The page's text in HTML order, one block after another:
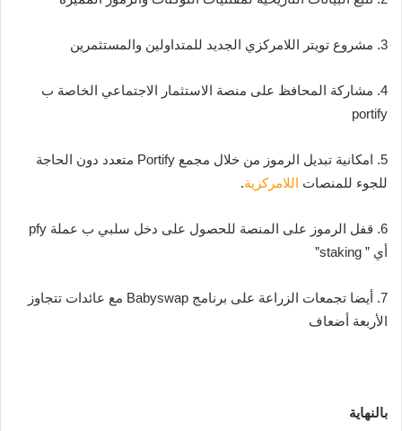
3. مشروع تويتر اللامركزي الجديد للمتداولين والمستثمرين
4. مشاركة المحافظ على منصة الاستثمار الاجتماعي الخاصة ب
portify
5. امكانية تبديل الرموز من خلال مجمع Portify متعدد دون الحاجة
للجوء للمنصات اللامركزية.
6. قفل الرموز على المنصة للحصول على دخل سلبي ب عملة pfy
أي ” staking”
7. أيضا تجمعات الزراعة على برنامج Babyswap مع عائدات تتجاوز
الأربعة أضعاف
بالنهاية